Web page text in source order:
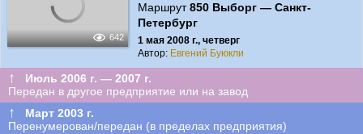
642
Маршрут850 Выборг — Санкт-
Петербург
1 мая 2008 г., четверг
Автор: Евгений Буюкли
↑
Июль 2006 г. — 2007 г.
Передан в другое предприятие или на завод
↑
Март 2003 г.
Перенумерован/передан (в пределах предприятия)